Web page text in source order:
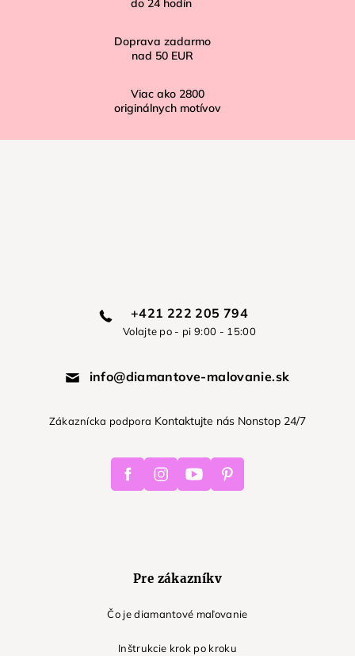
do 24 hodín
Doprava zadarmo
nad 50 EUR
Viac ako 2800
originálnych motívov
+421 222 205 794
Volajte po - pi 9:00 - 15:00
info@diamantove-malovanie.sk
Zákaznícka podpora Kontaktujte nás Nonstop 24/7
FacebookInstagramYoutube Pinterest
Pre zákazníkv
Čo je diamantové maľovanie
Inštrukcie krok po kroku